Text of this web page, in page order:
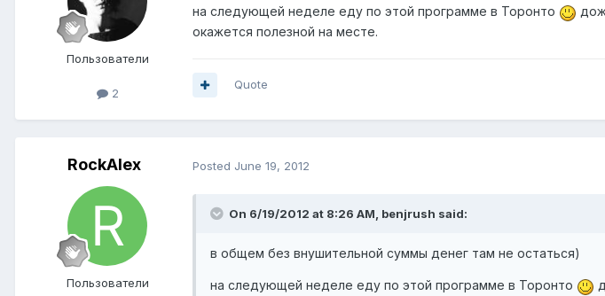
Пользователи
2
на следующей неделе еду по этой программе в Торонто
окажется полезной на месте.
Quote
RockAlex
Пользователи
Posted June 19, 2012
On 6/19/2012 at 8:26 AM, benjrush said:
в общем без внушительной суммы денег там не остаться)
на следующей неделе еду по этой программе в Торонто